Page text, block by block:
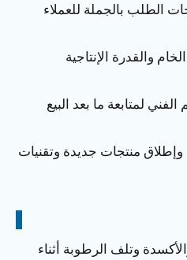
الطلب بالجملة للعملاء
والقدرة الإنتاجية
لمتابعة ما بعد البيع
وإطلاق منتجات جديدة وتقنيات
وتلف الرطوبة أثناء